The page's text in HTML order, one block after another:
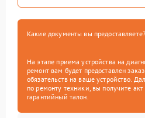
Какие документы вы предоставляете?
На этапе приема устройства на
ремонт вам будет предоставлен
обязательств на ваше устройство.
по ремонту техники, вы получите
гарантийный талон.